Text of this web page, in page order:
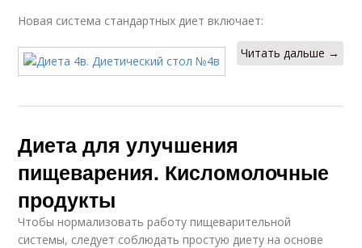
Новая система стандартных диет включает:
Читать дальше →
Диета для улучшения
пищеварения. Кисломолочные
продукты
Чтобы нормализовать работу пищеварительной
системы, следует соблюдать простую диету на основе